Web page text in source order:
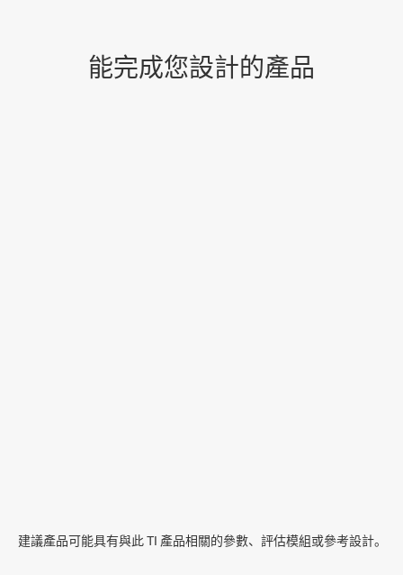
建議產品可能具有與此 TI 產品相關的參數、評估模組或參考設計。